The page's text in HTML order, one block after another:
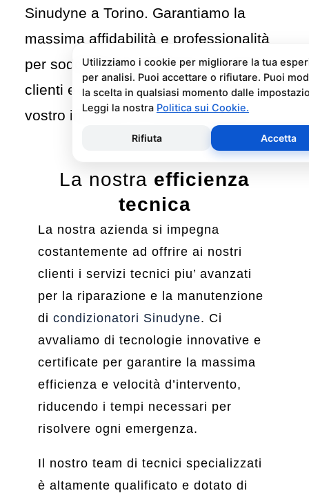
Sinudyne a Torino. Garantiamo la
massima affidabilità e professionalità
per soddisfare le esigenze dei nostri
clienti e risolvere ogni problema del
vostro impianto di climatizzazione.
La nostra efficienza
tecnica
La nostra azienda si impegna
costantemente ad offrire ai nostri
clienti i servizi tecnici piu’ avanzati
per la riparazione e la manutenzione
di condizionatori Sinudyne. Ci
avvaliamo di tecnologie innovative e
certificate per garantire la massima
efficienza e velocità d’intervento,
riducendo i tempi necessari per
risolvere ogni emergenza.
Il nostro team di tecnici specializzati
è altamente qualificato e dotato di